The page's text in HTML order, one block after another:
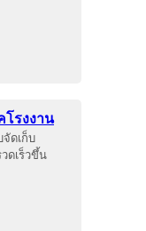
โรงงาน
จัดเก็บ
ดเร็วขึ้น